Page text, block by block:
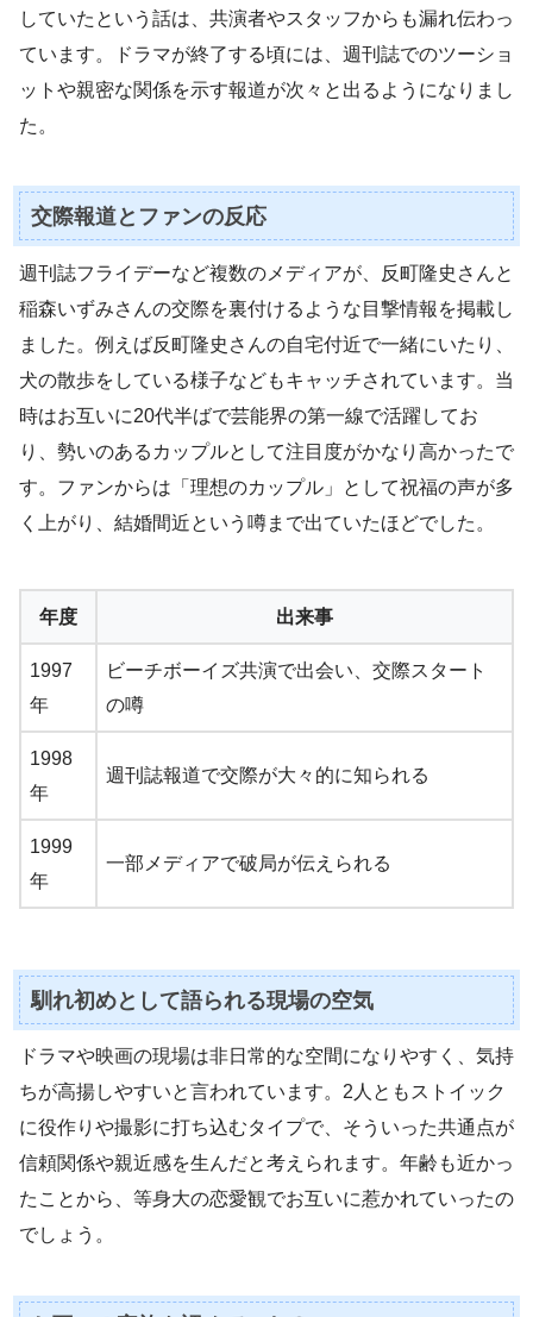
していたという話は、共演者やスタッフからも漏れ伝わっ
ています。ドラマが終了する頃には、週刊誌でのツーショ
ットや親密な関係を示す報道が次々と出るようになりまし
た。
交際報道とファンの反応
週刊誌フライデーなど複数のメディアが、反町隆史さんと
稲森いずみさんの交際を裏付けるような目撃情報を掲載し
ました。例えば反町隆史さんの自宅付近で一緒にいたり、
犬の散歩をしている様子などもキャッチされています。当
時はお互いに20代半ばで芸能界の第一線で活躍してお
り、勢いのあるカップルとして注目度がかなり高かったで
す。ファンからは「理想のカップル」として祝福の声が多
く上がり、結婚間近という噂まで出ていたほどでした。
年度 出来事
1997
年
ビーチボーイズ共演で出会い、交際スタート
の噂
1998
年
週刊誌報道で交際が大々的に知られる
1999
年
一部メディアで破局が伝えられる
馴れ初めとして語られる現場の空気
ドラマや映画の現場は非日常的な空間になりやすく、気持
ちが高揚しやすいと言われています。2人ともストイック
に役作りや撮影に打ち込むタイプで、そういった共通点が
信頼関係や親近感を生んだと考えられます。年齢も近かっ
たことから、等身大の恋愛観でお互いに惹かれていったの
でしょう。